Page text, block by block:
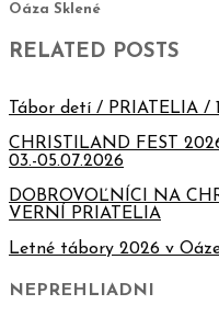
Oáza Sklené
RELATED POSTS
Tábor detí / PRIATELIA /
CHRISTILAND FEST
03.-05.07.2026
DOBROVOĽNÍCI NA
VERNÍ PRIATELIA
Letné tábory 2026 v
NEPREHLIADNI